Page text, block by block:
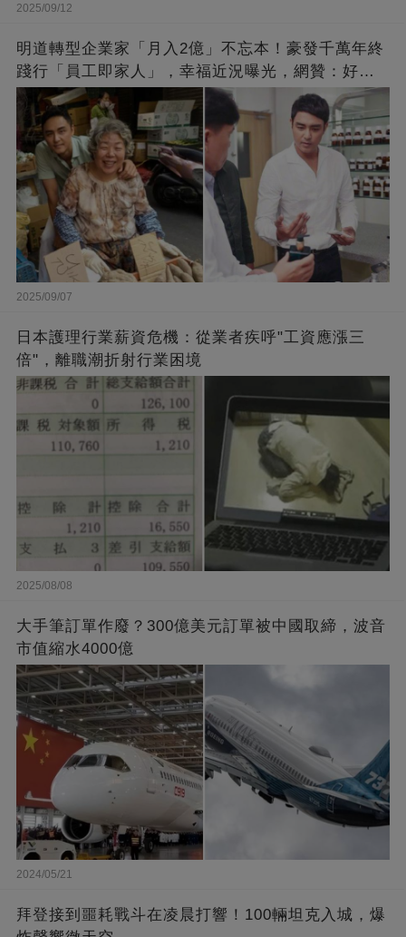
2025/09/12
明道轉型企業家「月入2億」不忘本！豪發千萬年終
踐行「員工即家人」，幸福近況曝光，網贊：好老
闆的福報
2025/09/07
日本護理行業薪資危機：從業者疾呼"工資應漲三
倍"，離職潮折射行業困境
2025/08/08
大手筆訂單作廢？300億美元訂單被中國取締，波音
市值縮水4000億
2024/05/21
拜登接到噩耗戰斗在凌晨打響！100輛坦克入城，爆